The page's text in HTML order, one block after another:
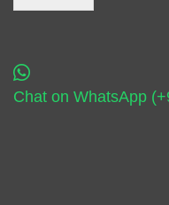
Chat on WhatsApp